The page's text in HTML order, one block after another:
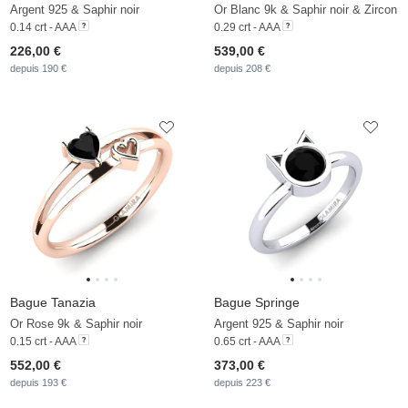
Argent 925 & Saphir noir
0.14 crt - AAA
226,00 €
depuis 190 €
Or Blanc 9k & Saphir noir & Zircon
0.29 crt - AAA
539,00 €
depuis 208 €
Bague Tanazia
Or Rose 9k & Saphir noir
0.15 crt - AAA
552,00 €
depuis 193 €
Bague Springe
Argent 925 & Saphir noir
0.65 crt - AAA
373,00 €
depuis 223 €